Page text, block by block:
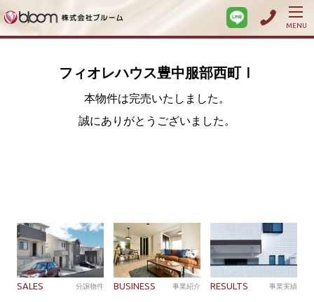
MENU
フィオレハウス豊中服部西町Ⅰ
本物件は完売いたしました。
誠にありがとうございました。
SALES 分譲物件 BUSINESS 事業紹介 RESULTS 事業実績